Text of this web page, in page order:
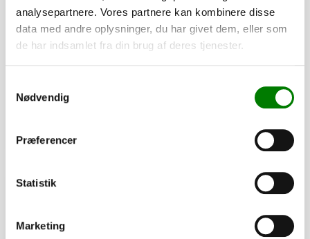
analysepartnere. Vores partnere kan kombinere disse
data med andre oplysninger, du har givet dem, eller som
de har indsamlet fra din brug af deres tjenester.
Nødvendig
Præferencer
Statistik
Marketing
SKU: 40057
Støtteben u/kobling alm.
Afhentning og forsendelse
Se detaljer
PÅ LAGER